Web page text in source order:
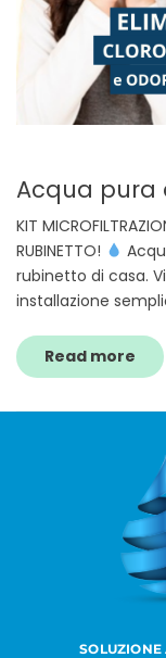
Acqua pura
KIT
RUBINETTO!
rubinetto di casa.
installazione
Read more
SOLUZIONE